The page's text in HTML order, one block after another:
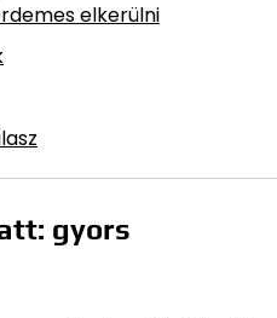
elkerülni
gyors